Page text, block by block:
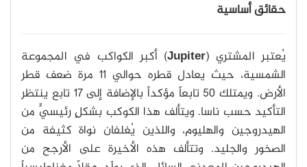
حقائق أساسية
يُعتبر المشتري (Jupiter) أكبر الكواكب في المجموعة
الشمسية، حيث يعادل قطره حوالي 11 مرة ضعف قطر
الأرض. ويمتلك 50 تابعاً مؤكداً بالإضافة إلى 17 تابع ينتظر
التأكيد حسب ناسا. ويتألف هذا الكوكب بشكلٍ رئيسيٍّ من
الهيدروجين والهليوم، واللذين يُغلفان نواة كثيفة من
الصخور والجليد. وتتألف هذه الأخيرة على الأرجح من